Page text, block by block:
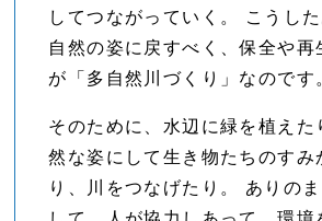
してつながっていく。 こうし
自然の姿に戻すべく、保全や再
が「多自然川づくり」なのです
そのために、水辺に緑を植えた
然な姿にして生き物たちのすみ
り、川をつなげたり。 ありの